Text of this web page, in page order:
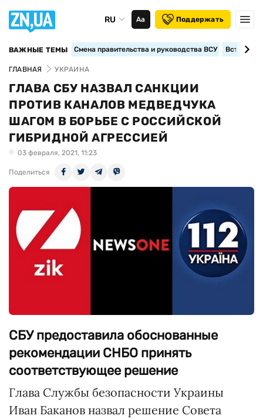
RU Аа Поддержать
ВАЖНЫЕ ТЕМЫ Смена правительства и руководства ВСУ
ГЛАВНАЯ УКРАИНА
ГЛАВА СБУ НАЗВАЛ САНКЦИИ
ПРОТИВ КАНАЛОВ МЕДВЕДЧУКА
ШАГОМ В БОРЬБЕ С РОССИЙСКОЙ
ГИБРИДНОЙ АГРЕССИЕЙ
03 февраля, 2021, 11:23
Поделиться
СБУ предоставила обоснованные
рекомендации СНБО принять
соответствующее решение
Глава Службы безопасности Украины
Иван Баканов назвал решение Совета